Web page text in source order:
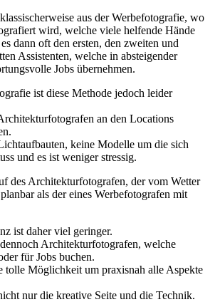
aus der Werbefotografie, wo
wird, welche viele helfende Hände
dann oft den ersten, den zweiten und
Assistenten, welche in absteigender
Jobs übernehmen.
ist diese Methode jedoch leider
an den Locations
keine Modelle um die sich
und es ist weniger stressig.
des Architekturfotografen, der vom Wetter
als der eines Werbefotografen mit
ist daher viel geringer.
Architekturfotografen, welche
für Jobs buchen.
tolle Möglichkeit um praxisnah alle Aspekte
nur die kreative Seite und die Technik.